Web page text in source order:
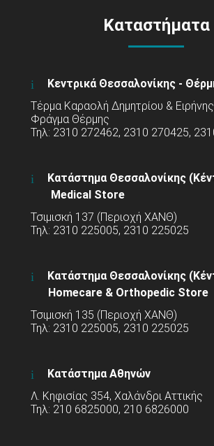
Καταστήματα
Κεντρικά Θεσσαλονίκης -
Τέρμα Καραολή Δημητρίου &
Φράγμα Θέρμης
Τηλ: 2310 272462, 2310 270425,
Κατάστημα Θεσσαλονίκης
Medical Store
Τσιμισκή 137 (Περιοχή ΧΑΝΘ)
Τηλ: 2310 225005, 2310 225025
Κατάστημα Θεσσαλονίκης
Homecare & Orthopedic Store
Τσιμισκή 135 (Περιοχή ΧΑΝΘ)
Τηλ: 2310 225005, 2310 225025
Κατάστημα Αθηνών
Λ. Κηφισίας 354, Χαλάνδρι Αττικής
Τηλ: 210 6825000, 210 6826000